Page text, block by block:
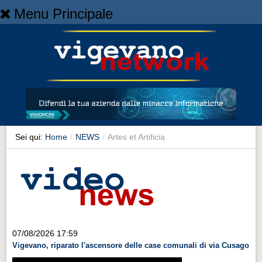
Menu Principale
Cronaca
Cronaca
Artes et Artificia
Territorio
Territorio
Sei qui: Home / NEWS / Artes et Artificia
07/08/2026 17:59
Vigevano, riparato l'ascensore delle case comunali di via Cusago